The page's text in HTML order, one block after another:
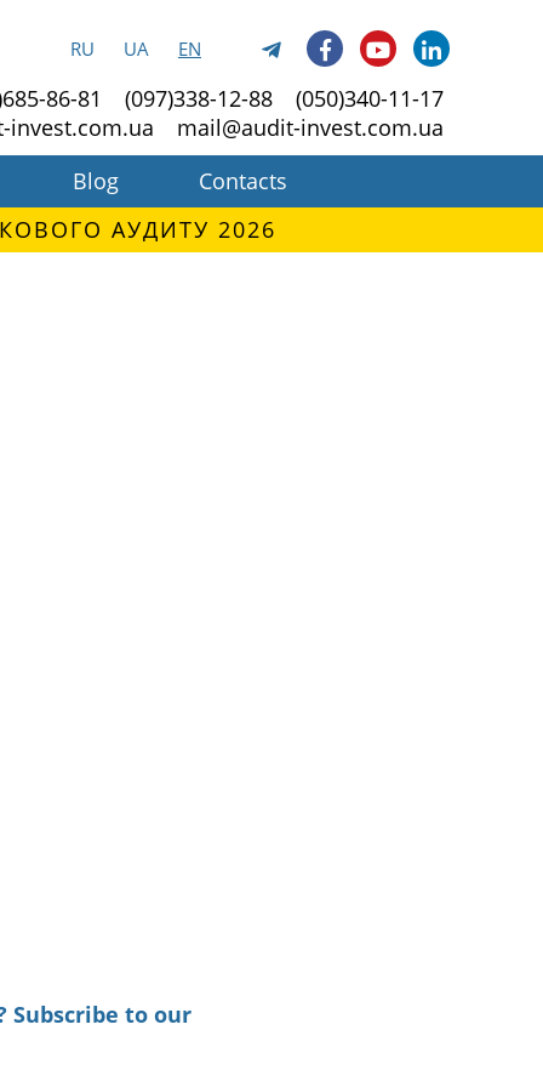
RU UA EN
86-81 (097)338-12-88
(050)340-11-17
invest.com.ua
mail@audit-invest.com.ua
Blog
Contacts
АУДИТУ 2026
Subscribe to our